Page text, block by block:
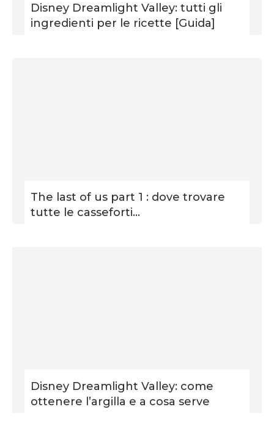
Disney Dreamlight Valley: tutti gli
ingredienti per le ricette [Guida]
The last of us part 1 : dove trovare
tutte le casseforti...
Disney Dreamlight Valley: come
ottenere l’argilla e a cosa serve